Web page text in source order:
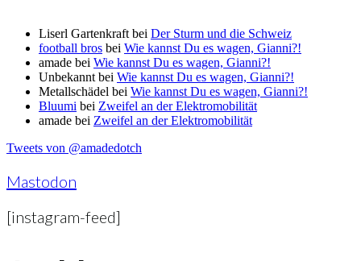
Liserl Gartenkraft bei Der Sturm und die Schweiz
football bros bei Wie kannst Du es wagen, Gianni?!
amade bei Wie kannst Du es wagen, Gianni?!
Unbekannt bei Wie kannst Du es wagen, Gianni?!
Metallschädel bei Wie kannst Du es wagen, Gianni?!
Bluumi bei Zweifel an der Elektromobilität
amade bei Zweifel an der Elektromobilität
Tweets von @amadedotch
Mastodon
[instagram-feed]